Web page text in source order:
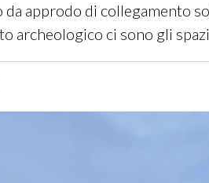
approdo di collegamento
archeologico ci sono gli